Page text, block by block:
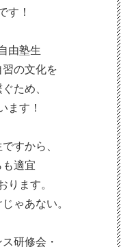
す！
由塾生
の文化を
ため、
ます！
すから、
も適宜
ります。
ゃあない。
研修会・